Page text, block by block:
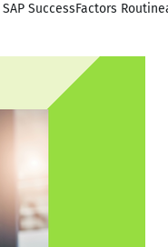
SuccessFactors